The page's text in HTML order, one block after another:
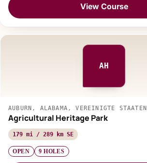
View Course
AH
AUBURN, ALABAMA, VEREINIGTE STAATEN
Agricultural Heritage Park
179 mi / 289 km SE
OPEN 9 HOLES